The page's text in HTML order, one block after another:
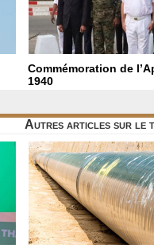
Commémoration de
1940
Autres articles sur le